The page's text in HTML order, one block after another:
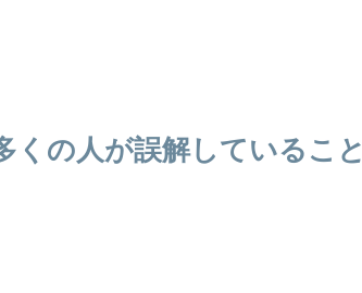
くの人が誤解していること